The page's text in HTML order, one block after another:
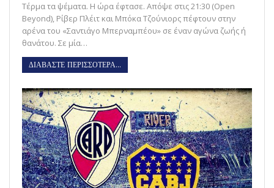
Τέρμα τα ψέματα. Η ώρα έφτασε. Απόψε στις 21:30 (Open
Beyond), Ρίβερ Πλέιτ και Μπόκα Τζούνιορς πέφτουν στην
αρένα του «Σαντιάγο Μπερναμπέου» σε έναν αγώνα ζωής ή
θανάτου. Σε μία…
ΔΙΑΒΑΣΤΕ ΠΕΡΙΣΣΟΤΕΡΑ...